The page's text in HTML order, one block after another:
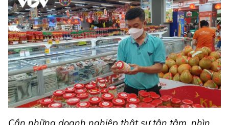
Cần những doanh nghiệp thật sự tận tâm, nhìn